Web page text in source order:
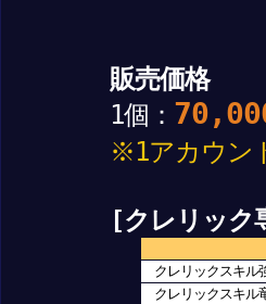
販売価格
1個：
※1アカウン
[クレリック
クレリックスキル
クレリックスキル